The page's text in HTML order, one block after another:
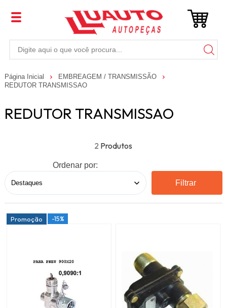
Página Inicial
EMBREAGEM / TRANSMISSÃO
REDUTOR TRANSMISSAO
REDUTOR TRANSMISSAO
2
Ordenar por:
Filtrar
Promoção -15%